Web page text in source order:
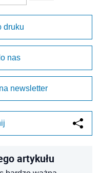
druku
nas
newsletter
artykułu